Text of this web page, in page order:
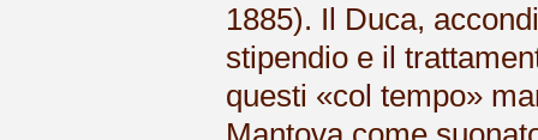
1885). Il Duca,
stipendio e il
questi «col tempo»